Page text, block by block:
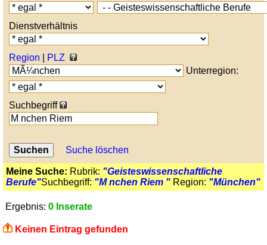
Dienstverhältnis
Region
PLZ
Unterregion:
Suchbegriff
Suche löschen
Meine Suche: Rubrik: "Geisteswissenschaftliche
Berufe"Suchbegriff: "M nchen Riem " Region: "München"
Ergebnis: 0 Inserate
Keinen Eintrag gefunden